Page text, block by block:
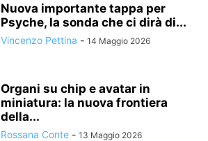
Nuova importante tappa per
Psyche, la sonda che ci dirà di...
Vincenzo Pettina - 14 Maggio 2026
Organi su chip e avatar in
miniatura: la nuova frontiera
della...
Rossana Conte - 13 Maggio 2026